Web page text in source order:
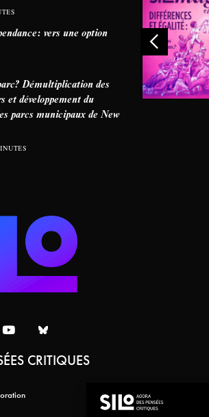
vers une option
Démultiplication des
et développement du
parcs municipaux de New
CRITIQUES